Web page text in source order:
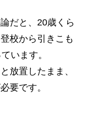
だと、20歳くら
校から引きこも
います。
放置したまま、
要です。